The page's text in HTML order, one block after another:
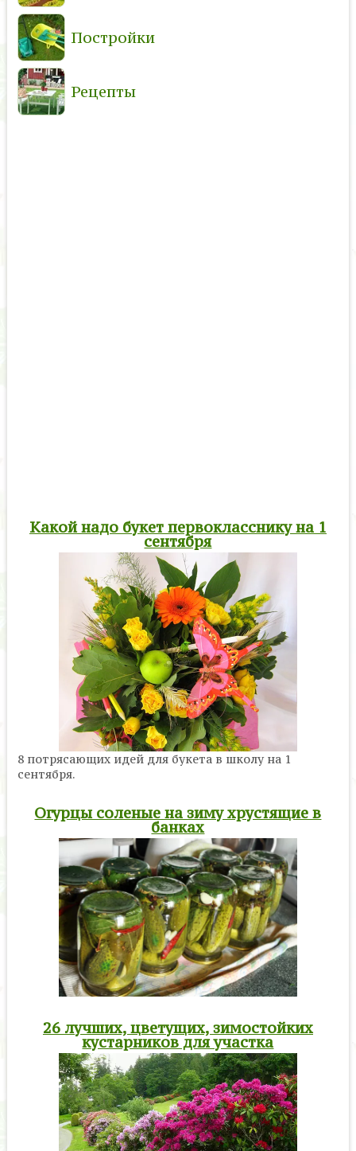
Постройки
Рецепты
Какой надо букет первокласснику на 1
сентября
8 потрясающих идей для букета в школу на 1
сентября.
Огурцы соленые на зиму хрустящие в
банках
26 лучших, цветущих, зимостойких
кустарников для участка